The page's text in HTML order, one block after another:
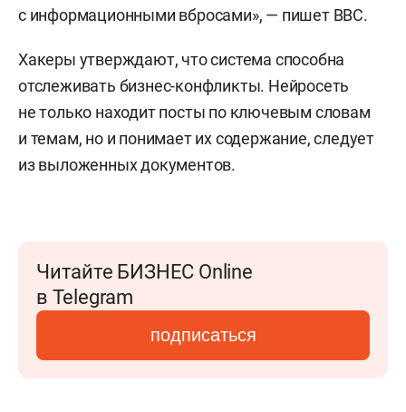
с информационными вбросами», — пишет BBC.
Хакеры утверждают, что система способна
отслеживать бизнес-конфликты. Нейросеть
не только находит посты по ключевым словам
и темам, но и понимает их содержание, следует
из выложенных документов.
Читайте БИЗНЕС Online
в Telegram
подписаться